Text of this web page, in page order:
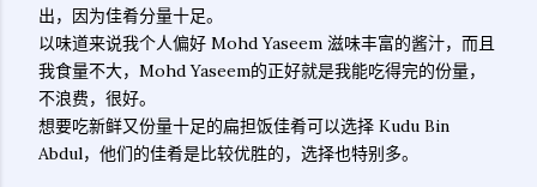
出，因为佳肴分量十足。
以味道来说我个人偏好 Mohd Yaseem 滋味丰富的酱汁，而且
我食量不大，Mohd Yaseem的正好就是我能吃得完的份量，
不浪费，很好。
想要吃新鲜又份量十足的扁担饭佳肴可以选择 Kudu Bin
Abdul，他们的佳肴是比较优胜的，选择也特别多。